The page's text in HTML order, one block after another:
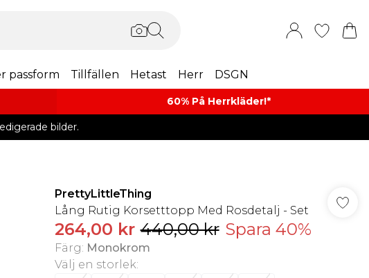
passform Tillfällen Hetast Herr DSGN
60% På Herrkläder!*​
bilder.
PrettyLittleThing
Lång Rutig Korsetttopp Med Rosdetalj - Set
264,00 kr 440,00 kr Spara 40%
Färg: Monokrom
Välj en storlek: